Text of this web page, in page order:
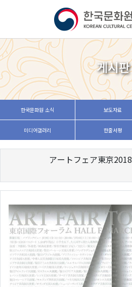
게시판
한국문화원 소식 보도자료
미디어갤러리 한줄서평
アートフェア東京2018